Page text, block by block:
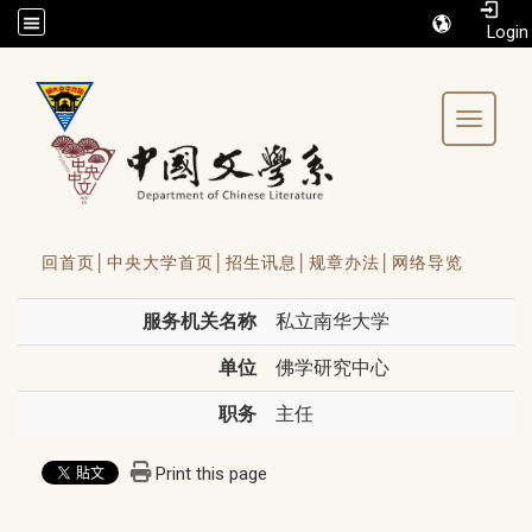
/accesskey"" title="Toolbar">:::
Toggle
回首页│ 中央大学首页│ 招生讯息│ 规章办法│ 网络导览
服务机关名称 私立南华大学
单位 佛学研究中心
职务 主任
Print this page